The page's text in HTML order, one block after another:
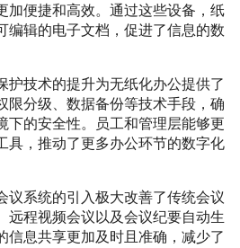
加便捷和高效。通过这些设备，纸
编辑的电子文档，促进了信息的数
护技术的提升为无纸化办公提供了
限分级、数据备份等技术手段，确
下的安全性。员工和管理层能够更
具，推动了更多办公环节的数字化
议系统的引入极大改善了传统会议
远程视频会议以及会议纪要自动生
信息共享更加及时且准确，减少了